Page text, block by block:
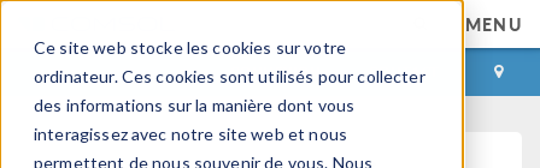
Ce site web stocke les cookies sur votre
ordinateur. Ces cookies sont utilisés pour collecter
des informations sur la manière dont vous
interagissez avec notre site web et nous
permettent de nous souvenir de vous. Nous
MENU
CONNEXION CONTACT